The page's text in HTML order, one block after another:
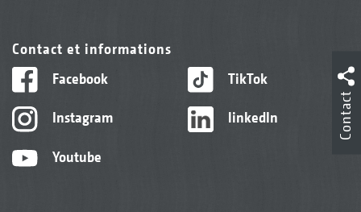
Contact et informations
Facebook
Instagram
Youtube
TikTok
linkedIn Contact